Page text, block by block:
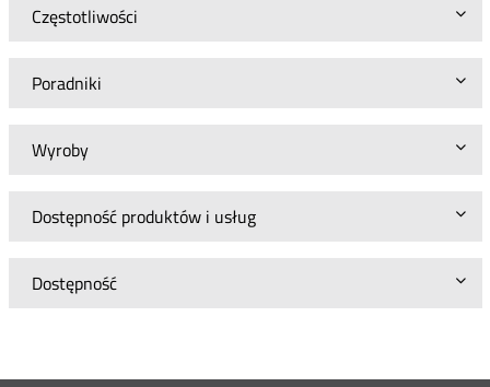
Częstotliwości
Poradniki
Wyroby
Dostępność produktów i usług
Dostępność